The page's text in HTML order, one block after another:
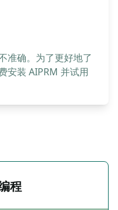
准确。为了更好地了
安装 AIPRM 并试用
程